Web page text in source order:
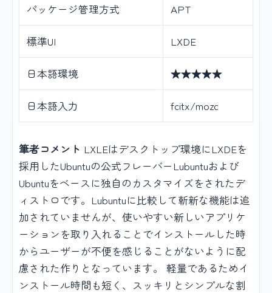
パッケージ管理方式 APT
標準UI LXDE
日本語環境 ★★★★★
日本語入力 fcitx/mozc
筆者コメント LXLEはデスクトップ環境にLXDEを
採用したUbuntuの公式フレーバーLubuntuおよび
Ubuntuをベースに独自のカスタマイズをされたデ
ィストロです。Lubuntuに比較して斬新な機能は追
加されていませんが、使いやすい新しいアプリケ
ーションを取り入れることでインストールした時
からユーザーが不便を感じることがないように配
慮された作りとなっています。 軽量であるためイ
ンストール時間も短く、スッキリとシンプルな割